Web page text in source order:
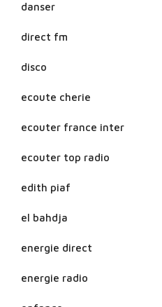
danser
direct fm
disco
ecoute cherie
ecouter france inter
ecouter top radio
edith piaf
el bahdja
energie direct
energie radio